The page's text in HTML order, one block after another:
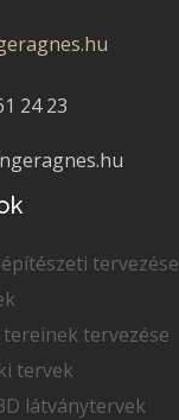
24 23
tervezése
tervezése
tervek
látványtervek